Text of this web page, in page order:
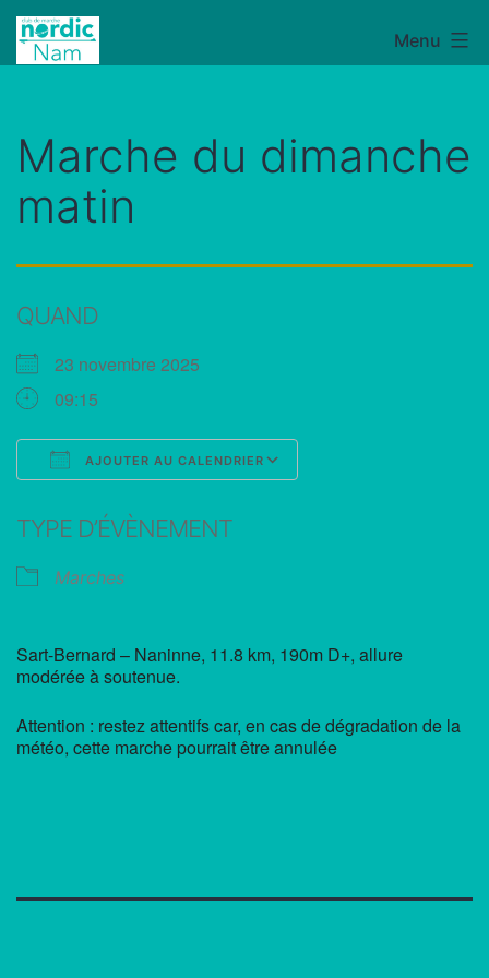
Aller
NordicNam Menu
Marche du dimanche
matin
QUAND
23 novembre 2025
09:15
AJOUTER AU CALENDRIER
TYPE D’ÉVÈNEMENT
Marches
Sart-Bernard – Naninne, 11.8 km, 190m D+, allure
modérée à soutenue.
Attention : restez attentifs car, en cas de dégradation de la
météo, cette marche pourrait être annulée